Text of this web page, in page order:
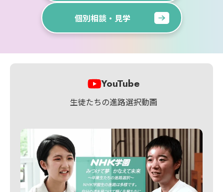
個別相談・見学
YouTube
生徒たちの進路選択動画